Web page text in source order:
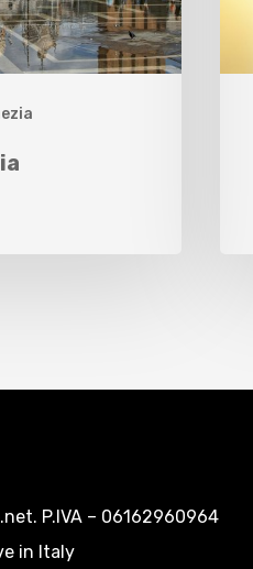
P.IVA – 06162960964
in Italy